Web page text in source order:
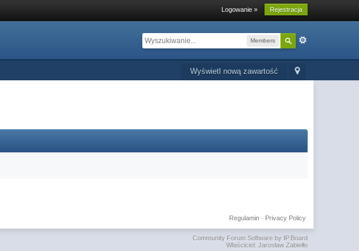
Logowanie » Rejestracja
Members
Wyświetl nową zawartość
Privacy Policy
Regulamin·
Community Forum Software by IP.Board
Właściciel: Jarosław Zabiełło